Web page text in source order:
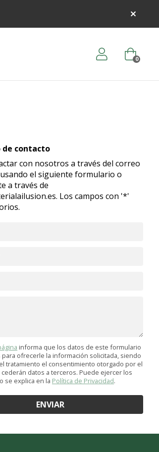
0
de contacto
con nosotros a través del correo
el siguiente formulario o
a través de
. Los campos con '*'
informa que los datos de este formulario
ofrecerle la información solicitada, siendo
tratamiento el consentimiento otorgado por el
datos a terceros. Puede ejercer los
se explica en la Política de Privacidad.